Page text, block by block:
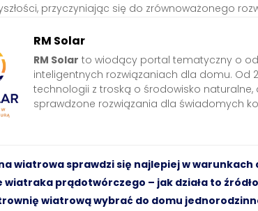
przyczyniając się do zrównoważonego
RM Solar
RM Solar to wiodący portal tematyczny o
inteligentnych rozwiązaniach dla domu. Od
technologii z troską o środowisko
sprawdzone rozwiązania dla świadomych
wiatrowa sprawdzi się najlepiej w warunkach
wiatraka prądotwórczego – jak działa to
wiatrową wybrać do domu